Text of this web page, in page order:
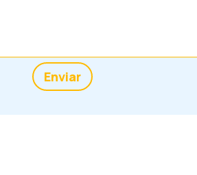
Enviar